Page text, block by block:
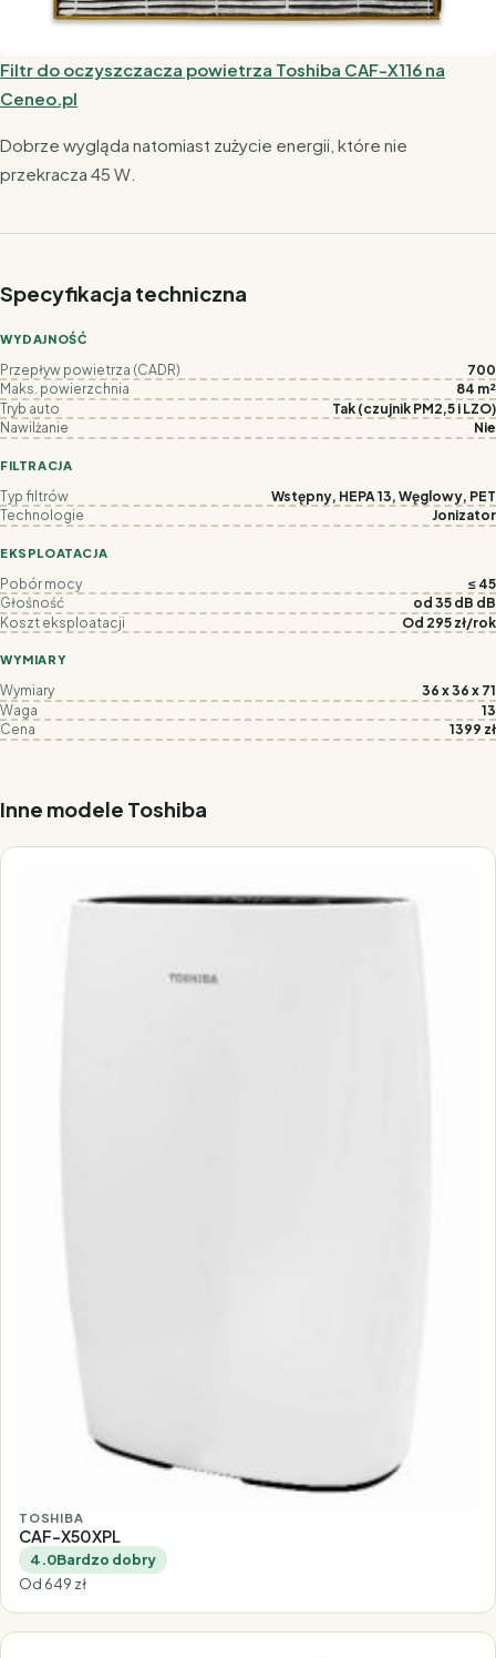
Filtr do oczyszczacza powietrza Toshiba CAF-X116 na
Ceneo.pl
Dobrze wygląda natomiast zużycie energii, które nie
przekracza 45 W.
Specyfikacja techniczna
WYDAJNOŚĆ
Przepływ powietrza (CADR)
700
Maks. powierzchnia
84 m²
Tryb auto
Tak (czujnik PM2,5 i LZO)
Nawilżanie
Nie
FILTRACJA
Typ filtrów
Wstępny, HEPA 13, Węglowy, PET
Technologie
Jonizator
EKSPLOATACJA
Pobór mocy
≤ 45
Głośność
od 35 dB dB
Koszt eksploatacji
Od 295 zł/rok
WYMIARY
Wymiary
36 x 36 x 71
Waga
13
Cena
1399 zł
Inne modele Toshiba
TOSHIBA
CAF-X50XPL
4.0Bardzo dobry
Od 649 zł